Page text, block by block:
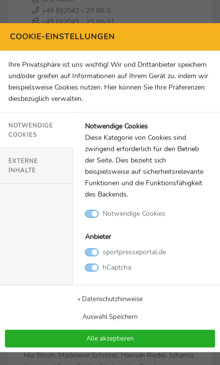
+49 (0)2043 - 29 88-0
+49 (0)2043 - 29 88-91
dirk.kaiser@karate.de
Kumite-Damen-Team
Erfolgreiches Kumite-Damen-Team bei der EM in
Jerewan - Bundestrainer Noah Bitsch, Shara Hubrich,
Mia Bitsch, Madeleine Schröter, Hannah Riedel, Johanna
COOKIE-EINSTELLUNGEN
Ihre Privatsphäre ist uns wichtig! Wir und Drittanbieter speichern
und/oder greifen auf Informationen auf Ihrem Gerät zu, indem wir
beispielsweise Cookies nutzen. Hier können Sie Ihre Präferenzen
diesbezüglich verwalten.
NOTWENDIGE
COOKIES
EXTERNE
INHALTE
Notwendige Cookies
Diese Kategorie von Cookies sind
zwingend erforderlich für den Betrieb
der Seite. Dies bezieht sich
beispielsweise auf sicherheitsrelevante
Funktionen und die Funktionsfähigkeit
des Backends.
Notwendige Cookies
Anbieter
sportpresseportal.de
hCaptcha
» Datenschutzhinweise
Auswahl Speichern
Alle akzeptieren